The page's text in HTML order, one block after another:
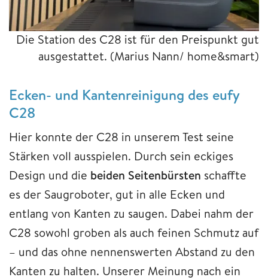
Die Station des C28 ist für den Preispunkt gut
ausgestattet. (Marius Nann/ home&smart)
Ecken- und Kantenreinigung des eufy
C28
Hier konnte der C28 in unserem Test seine
Stärken voll ausspielen. Durch sein eckiges
Design und die beiden Seitenbürsten schaffte
es der Saugroboter, gut in alle Ecken und
entlang von Kanten zu saugen. Dabei nahm der
C28 sowohl groben als auch feinen Schmutz auf
– und das ohne nennenswerten Abstand zu den
Kanten zu halten. Unserer Meinung nach ein